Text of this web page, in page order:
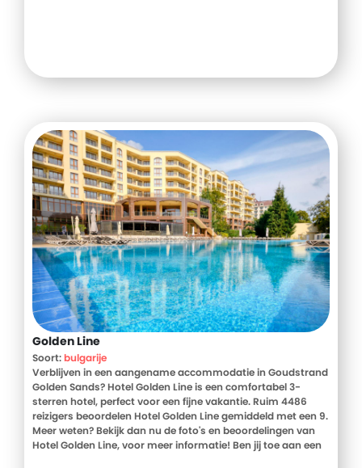
Golden Line
Soort:bulgarije
Verblijven in een aangename accommodatie in Goudstrand
Golden Sands? Hotel Golden Line is een comfortabel 3-
sterren hotel, perfect voor een fijne vakantie. Ruim 4486
reizigers beoordelen Hotel Golden Line gemiddeld met een 9.
Meer weten? Bekijk dan nu de foto's en beoordelingen van
Hotel Golden Line, voor meer informatie! Ben jij toe aan een